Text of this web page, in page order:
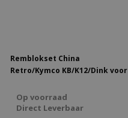
Remblokset China
Retro/Kymco KB/K12/Dink voor
Op voorraad
Direct Leverbaar